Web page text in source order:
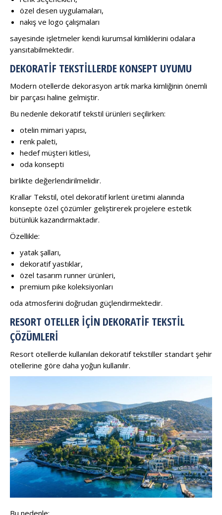
özel desen uygulamaları,
nakış ve logo çalışmaları
sayesinde işletmeler kendi kurumsal kimliklerini odalara
yansıtabilmektedir.
DEKORATIF TEKSTILLERDE KONSEPT UYUMU
Modern otellerde dekorasyon artık marka kimliğinin önemli
bir parçası haline gelmiştir.
Bu nedenle dekoratif tekstil ürünleri seçilirken:
otelin mimari yapısı,
renk paleti,
hedef müşteri kitlesi,
oda konsepti
birlikte değerlendirilmelidir.
Krallar Tekstil, otel dekoratif kırlent üretimi alanında
konsepte özel çözümler geliştirerek projelere estetik
bütünlük kazandırmaktadır.
Özellikle:
yatak şalları,
dekoratif yastıklar,
özel tasarım runner ürünleri,
premium pike koleksiyonları
oda atmosferini doğrudan güçlendirmektedir.
RESORT OTELLER İÇIN DEKORATIF TEKSTIL
ÇÖZÜMLERI
Resort otellerde kullanılan dekoratif tekstiller standart şehir
otellerine göre daha yoğun kullanılır.